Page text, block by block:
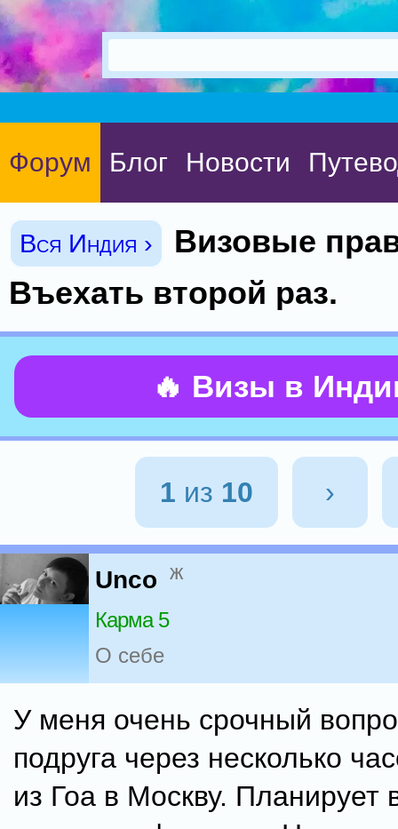
Форум Блог Новости
Вся Индия ›
Визовые
Въехать второй раз.
🔥 Визы в
1 из 10 ›
Unco ж
Карма 5
О себе
У меня очень срочный
подруга через несколько
из Гоа в Москву. Планирует